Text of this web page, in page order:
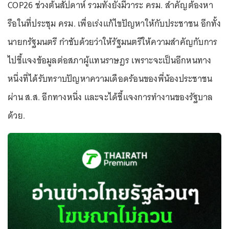
COP26 ช่วงต้นสัปดาห์ รวมทั้งยังมีวาระ ครม. สำคัญต้องหา
รือในที่ประชุม ครม. เพื่อเร่งแก้ไขปัญหาให้กับประชาชน อีกทั้ง
นายกรัฐมนตรี กำชับด้วยว่าให้รัฐมนตรีให้ความสำคัญกับการ
ไปชี้แจงข้อมูลต่อสภาผู้แทนราษฎร เพราะจะเป็นอีกหนทาง
หนึ่งที่ได้รับทราบปัญหาความเดือดร้อนของพี่น้องประชาชน
ผ่าน ส.ส. อีกทางหนึ่ง และจะได้ชี้แจงการทำงานของรัฐบาล
ด้วย.